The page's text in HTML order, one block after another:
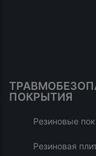
ПОКРЫТИЯ
Резиновые
Резиновая